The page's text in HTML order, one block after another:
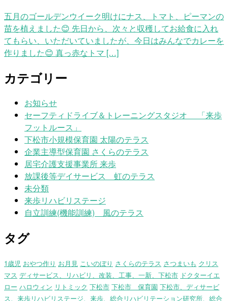
五月のゴールデンウイーク明けにナス、トマト、ピーマンの
苗を植えました😊 先日から、次々と収穫してお給食に入れ
てもらい、いただいていましたが、今日はみんなでカレーを
作りました😊 真っ赤なトマ […]
カテゴリー
お知らせ
セーフティドライブ＆トレーニングスタジオ 「来歩
フットルース」
下松市小規模保育園 太陽のテラス
企業主導型保育園 さくらのテラス
居宅介護支援事業所 来歩
放課後等デイサービス 虹のテラス
未分類
来歩リハビリステージ
自立訓練(機能訓練) 風のテラス
タグ
1歳児 おやつ作り お月見 こいのぼり さくらのテラス さつまいも クリス
マス ディサービス、リハビリ、改装、工事、一新、下松市 ドクターイエ
ロー ハロウィン リトミック 下松市 下松市 保育園 下松市、ディサービ
ス、来歩リハビリステージ、来歩、総合リハビリテーション研究所、総合